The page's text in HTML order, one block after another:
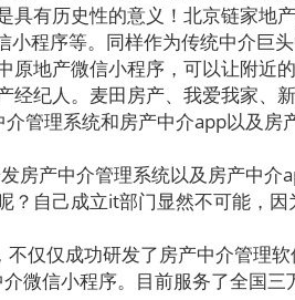
有历史性的意义！北京链家地产
程序等。同样作为传统中介巨
原地产微信小程序，可以让附近
纪人。麦田房产、我爱我家、
管理系统和房产中介app以及房
房产中介管理系统以及房产中介
？自己成立it部门显然不可能，
仅仅成功研发了房产中介管理
微信小程序。目前服务了全国三